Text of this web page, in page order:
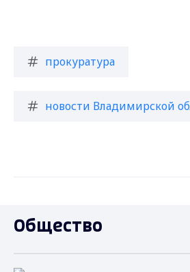
прокуратура
новости Владимирской
Общество